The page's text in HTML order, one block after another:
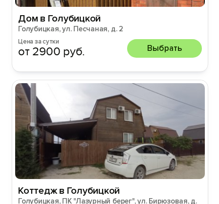
Дом в Голубицкой
Голубицкая, ул. Песчаная, д. 2
Цена за сутки
от 2900 руб. Выбрать
Коттедж в Голубицкой
Голубицкая, ПК "Лазурный берег", ул. Бирюзовая, д.